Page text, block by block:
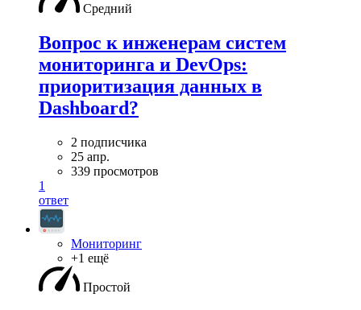
Средний
Вопрос к инженерам систем
мониторинга и DevOps:
приоритизация данных в
Dashboard?
2 подписчика
25 апр.
339 просмотров
1
ответ
Мониторинг
+1 ещё
Простой